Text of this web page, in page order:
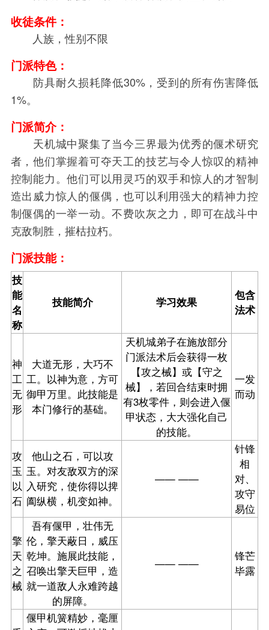
收徒条件：
人族，性别不限
门派特色：
防具耐久损耗降低30%，受到的所有伤害降低
1%。
门派简介：
天机城中聚集了当今三界最为优秀的偃术研究
者，他们掌握着可夺天工的技艺与令人惊叹的精神
控制能力。他们可以用灵巧的双手和惊人的才智制
造出威力惊人的偃偶，也可以利用强大的精神力控
制偃偶的一举一动。不费吹灰之力，即可在战斗中
克敌制胜，摧枯拉朽。
门派技能：
技
能
名
称
技能简介 学习效果
包含
法术
神
工
无
形
大道无形，大巧不
工。以神为意，方可
御甲万里。此技能是
本门修行的基础。
天机城弟子在施放部分
门派法术后会获得一枚
【攻之械】或【守之
械】，若回合结束时拥
有3枚零件，则会进入偃
甲状态，大大强化自己
的技能。
一发
而动
攻
玉
以
石
他山之石，可以攻
玉。对友敌双方的深
入研究，使你得以捭
阖纵横，机变如神。
—— ——
针锋
相
对、
攻守
易位
擎
天
之
械
吾有偃甲，壮伟无
伦，擎天蔽日，威压
乾坤。施展此技能，
召唤出擎天巨甲，造
就一道敌人永难跨越
的屏障。
—— ——
锋芒
毕露
偃甲机簧精妙，毫厘